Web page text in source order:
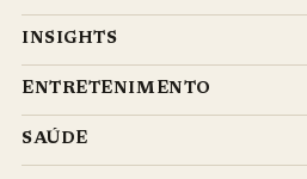
INSIGHTS
ENTRETENIMENTO
SAÚDE